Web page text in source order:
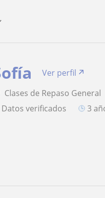
Ver perfil
Clases de Repaso General
Datos verificados
3